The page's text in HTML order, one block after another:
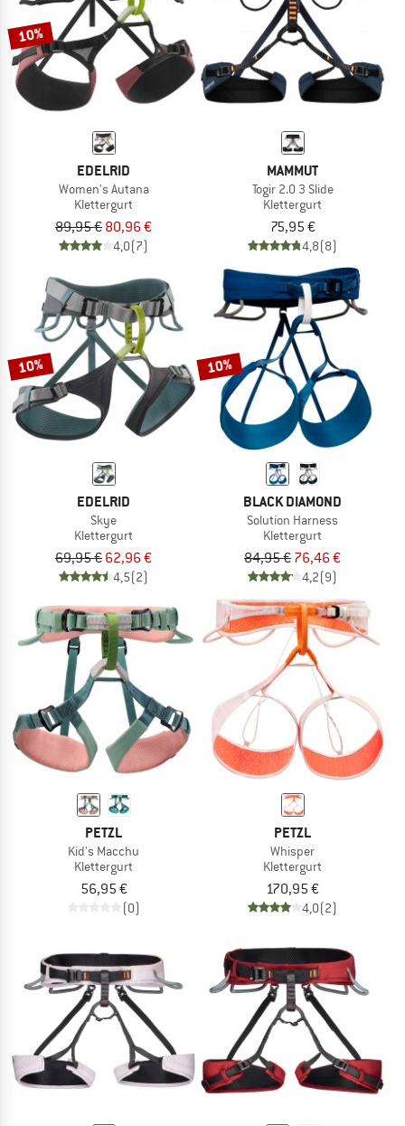
10%
EDELRID
Women's Autana
Klettergurt
89,95 € 80,96 €
4,0(7)
MAMMUT
Togir 2.0 3 Slide
Klettergurt
75,95 €
4,8(8)
10%
EDELRID
Skye
Klettergurt
69,95 € 62,96 €
4,5(2)
10%
BLACK DIAMOND
Solution Harness
Klettergurt
84,95 € 76,46 €
4,2(9)
PETZL
Kid's Macchu
Klettergurt
56,95 €
(0)
PETZL
Whisper
Klettergurt
170,95 €
4,0(2)